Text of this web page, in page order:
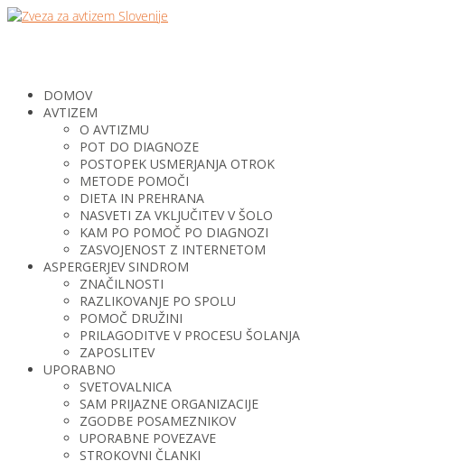
DOMOV
AVTIZEM
O AVTIZMU
POT DO DIAGNOZE
POSTOPEK USMERJANJA OTROK
METODE POMOČI
DIETA IN PREHRANA
NASVETI ZA VKLJUČITEV V ŠOLO
KAM PO POMOČ PO DIAGNOZI
ZASVOJENOST Z INTERNETOM
ASPERGERJEV SINDROM
ZNAČILNOSTI
RAZLIKOVANJE PO SPOLU
POMOČ DRUŽINI
PRILAGODITVE V PROCESU ŠOLANJA
ZAPOSLITEV
UPORABNO
SVETOVALNICA
SAM PRIJAZNE ORGANIZACIJE
ZGODBE POSAMEZNIKOV
UPORABNE POVEZAVE
STROKOVNI ČLANKI